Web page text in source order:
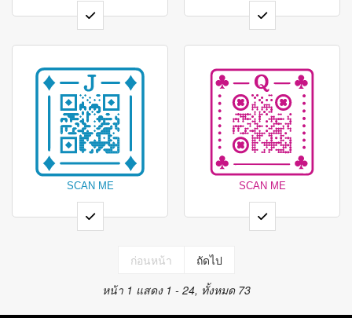
ก่อนหน้า
ถัดไป
หน้า 1 แสดง 1 - 24, ทั้งหมด 73